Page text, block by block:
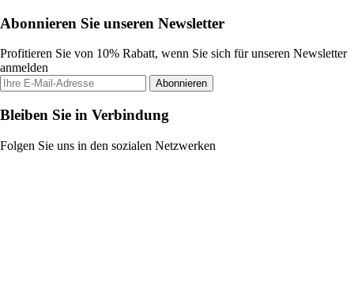
Abonnieren Sie unseren Newsletter
Profitieren Sie von 10% Rabatt, wenn Sie sich für unseren Newsletter
anmelden
Abonnieren
Bleiben Sie in Verbindung
Folgen Sie uns in den sozialen Netzwerken